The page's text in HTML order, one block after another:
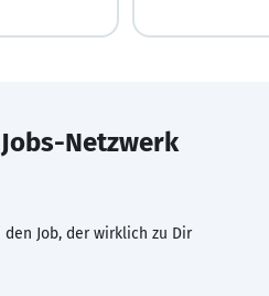
Jobs-Netzwerk
Job, der wirklich zu Dir